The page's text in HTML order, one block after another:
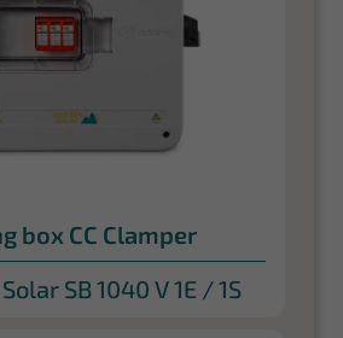
box CC Clamper
SB 1040 V 1E / 1S